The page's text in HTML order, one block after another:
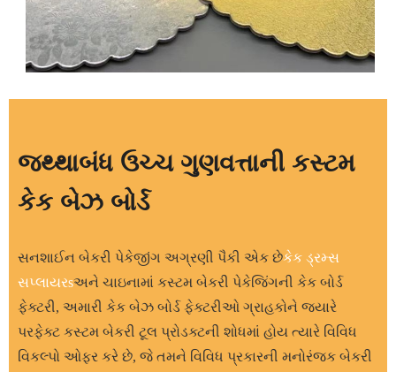
જથ્થાબંધ ઉચ્ચ ગુણવત્તાની કસ્ટમ
કેક બેઝ બોર્ડ
સનશાઈન બેકરી પેકેજીંગ અગ્રણી પૈકી એક છેકેક ડ્રમ્સ
સપ્લાયરsઅને ચાઇનામાં કસ્ટમ બેકરી પેકેજિંગની કેક બોર્ડ
ફેક્ટરી, અમારી કેક બેઝ બોર્ડ ફેક્ટરીઓ ગ્રાહકોને જ્યારે
પરફેક્ટ કસ્ટમ બેકરી ટૂલ પ્રોડક્ટની શોધમાં હોય ત્યારે વિવિધ
વિકલ્પો ઓફર કરે છે, જે તમને વિવિધ પ્રકારની મનોરંજક બેકરી